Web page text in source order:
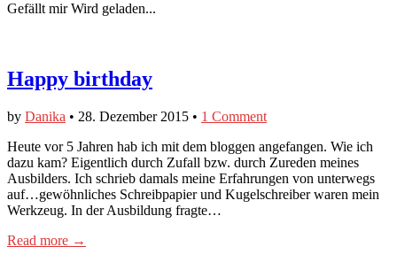
Gefällt mir Wird geladen...
Happy birthday
by Danika • 28. Dezember 2015 • 1 Comment
Heute vor 5 Jahren hab ich mit dem bloggen angefangen. Wie ich
dazu kam? Eigentlich durch Zufall bzw. durch Zureden meines
Ausbilders. Ich schrieb damals meine Erfahrungen von unterwegs
auf…gewöhnliches Schreibpapier und Kugelschreiber waren mein
Werkzeug. In der Ausbildung fragte…
Read more →